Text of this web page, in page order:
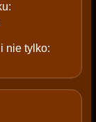
nie tylko: